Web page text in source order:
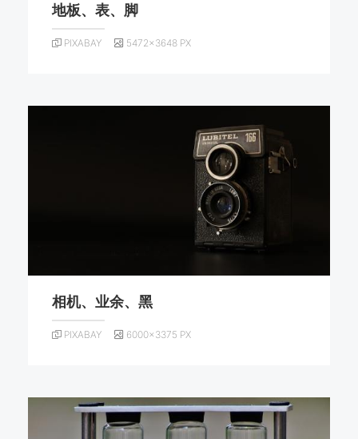
地板、表、脚
PIXABAY 5472×3648 PX
相机、业余、黑
PIXABAY 6000×3375 PX